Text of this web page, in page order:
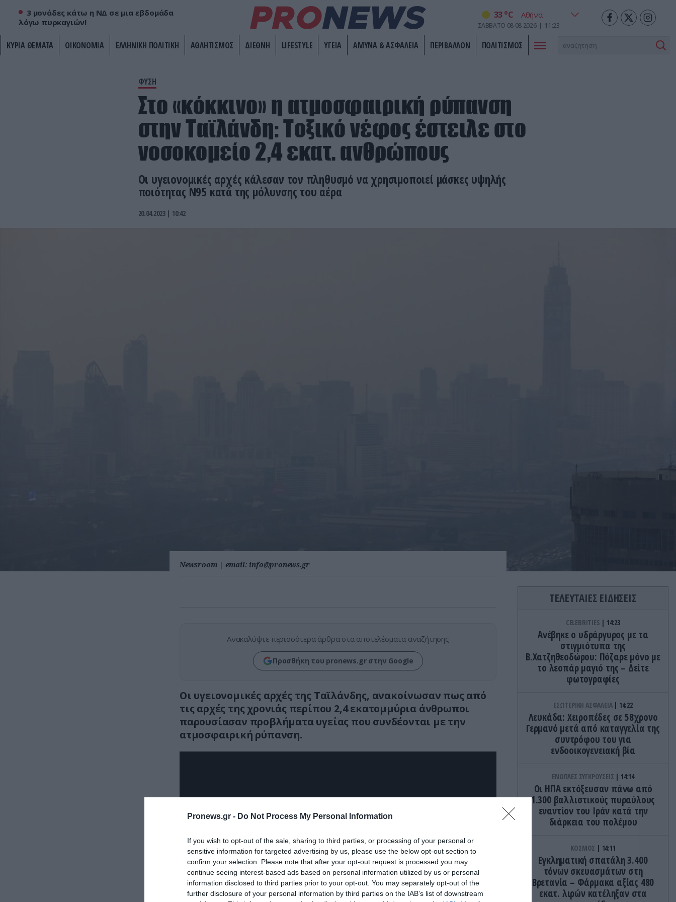
Pronews.gr - Do Not Process My Personal Information
If you wish to opt-out of the sale, sharing to third parties, or processing of your personal or
sensitive information for targeted advertising by us, please use the below opt-out section to
confirm your selection. Please note that after your opt-out request is processed you may
continue seeing interest-based ads based on personal information utilized by us or personal
information disclosed to third parties prior to your opt-out. You may separately opt-out of the
further disclosure of your personal information by third parties on the IAB’s list of downstream
3 μονάδες κάτω η ΝΔ σε μια εβδομάδα
λόγω πυρκαγιών!
33 oC
ΣΑΒΒΑΤΟ 08 08 2026 11:23
ΚΥΡΙΑ ΘΕΜΑΤΑ ΟΙΚΟΝΟΜΙΑ ΕΛΛΗΝΙΚΗ ΠΟΛΙΤΙΚΗ ΑΘΛΗΤΙΣΜΟΣ ΔΙΕΘΝΗ LIFESTYLE ΥΓΕΙΑ ΑΜΥΝΑ & ΑΣΦΑΛΕΙΑ ΠΕΡΙΒΑΛΛΟΝ ΠΟΛΙΤΙΣΜΟΣ
ΦΥΣΗ
Στο «κόκκινο» η ατμοσφαιρική ρύπανση
στην Ταϊλάνδη: Τοξικό νέφος έστειλε στο
νοσοκομείο 2,4 εκατ. ανθρώπους
Οι υγειονομικές αρχές κάλεσαν τον πληθυσμό να χρησιμοποιεί μάσκες υψηλής
ποιότητας N95 κατά της μόλυνσης του αέρα
20.04.2023 | 10:42
Newsroom | email: info@pronews.gr
Ανακαλύψτε περισσότερα άρθρα στα αποτελέσματα αναζήτησης
Προσθήκη του pronews.gr στην Google
Οι υγειονομικές αρχές της Ταϊλάνδης, ανακοίνωσαν πως από
τις αρχές της χρονιάς περίπου 2,4 εκατομμύρια άνθρωποι
παρουσίασαν προβλήματα υγείας που συνδέονται με την
ατμοσφαιρική ρύπανση.
ΤΕΛΕΥΤΑΙΕΣ ΕΙΔΗΣΕΙΣ
CELEBRITIES 14:23
Ανέβηκε ο υδράργυρος με τα
στιγμιότυπα της
Β.Χατζηθεοδώρου: Πόζαρε μόνο με
το λεοπάρ μαγιό της – Δείτε
φωτογραφίες
ΕΣΩΤΕΡΙΚΗ ΑΣΦΑΛΕΙΑ 14:22
Λευκάδα: Χειροπέδες σε 58χρονο
Γερμανό μετά από καταγγελία της
συντρόφου του για
ενδοοικογενειακή βία
ΕΝΟΠΛΕΣ ΣΥΓΚΡΟΥΣΕΙΣ 14:14
Οι ΗΠΑ εκτόξευσαν πάνω από
1.300 βαλλιστικούς πυραύλους
εναντίον του Ιράν κατά την
διάρκεια του πολέμου
ΚΟΣΜΟΣ 14:11
Eγκληματική σπατάλη 3.400
τόνων σκευασμάτων στη
Βρετανία – Φάρμακα αξίας 480
εκατ. λιρών κατέληξαν στα